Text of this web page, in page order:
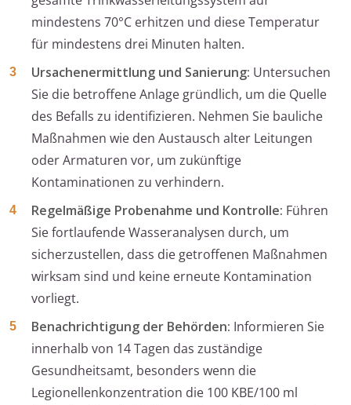
mindestens 70°C erhitzen und diese Temperatur
für mindestens drei Minuten halten.
Ursachenermittlung und Sanierung: Untersuchen
Sie die betroffene Anlage gründlich, um die Quelle
des Befalls zu identifizieren. Nehmen Sie bauliche
Maßnahmen wie den Austausch alter Leitungen
oder Armaturen vor, um zukünftige
Kontaminationen zu verhindern.
Regelmäßige Probenahme und Kontrolle: Führen
Sie fortlaufende Wasseranalysen durch, um
sicherzustellen, dass die getroffenen Maßnahmen
wirksam sind und keine erneute Kontamination
vorliegt.
Benachrichtigung der Behörden: Informieren Sie
innerhalb von 14 Tagen das zuständige
Gesundheitsamt, besonders wenn die
Legionellenkonzentration die 100 KBE/100 ml